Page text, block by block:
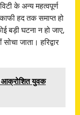
के अन्य महत्वपूर्ण
हद तक समाप्त हो
बड़ी घटना न हो जाए,
जाता। हरिद्वार
आक्रोशित युवक